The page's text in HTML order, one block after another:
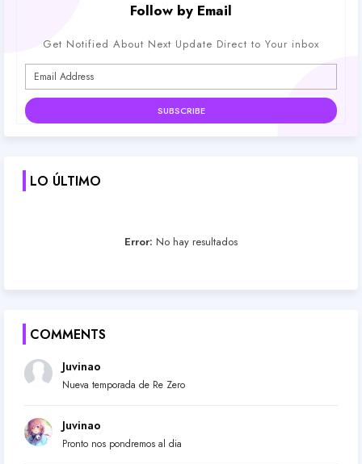
Follow by Email
Get Notified About Next Update Direct to Your inbox
LO ÚLTIMO
Error: No hay resultados
COMMENTS
Juvinao
Nueva temporada de Re Zero
Juvinao
Pronto nos pondremos al dia